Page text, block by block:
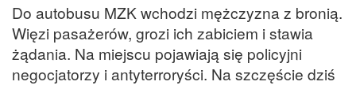
Do autobusu MZK wchodzi mężczyzna z bronią.
Więzi pasażerów, grozi ich zabiciem i stawia
żądania. Na miejscu pojawiają się policyjni
negocjatorzy i antyterroryści. Na szczęście dziś